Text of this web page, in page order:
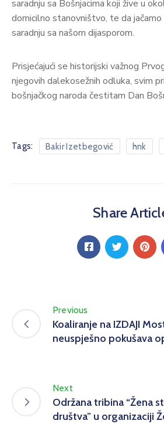
saradnju sa Bošnjacima koji žive u
domicilno stanovništvo, te da jačamo
saradnju sa našom dijasporom.
Prisjećajući se historijski važnog
njegovih dalekosežnih odluka, svim
bošnjačkog naroda čestitam Dan
Tags: Bakir Izetbegović hnk
Share
Previous
Koaliranje na IZDAJI
neuspješno pokušava
Next
Održana tribina “Žena
društva” u organizaciji